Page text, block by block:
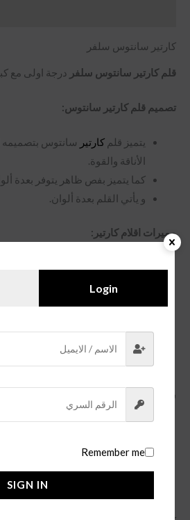
كارتير سانتوس سلفر
قلم كارتير سانتوس سلفر درجة اولى مع
تصميم قلم كارتير سانتوس:
يتميز قلم كارتير سانتوس بتصميمه
الأناقة والقوة.
كما يتميز بفص ظاهر يتوفر بعدة
و يأتي القلم بعدة ألوان.
مميرات اقلام كارتير:
يُعدقلم كارتير سانتوسأداة كتابة
ودقيق.
كما يوفر قبضة مريحة لليد، مما
و يمكن إعادة تعبئة القلم بسهولة،
سعر القلم:
ريال سعودي، اعتمادًا على الحجم
Login
Remember me
SIGN IN